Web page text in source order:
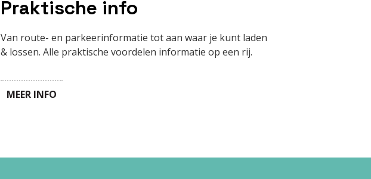
Praktische info
Van route- en parkeerinformatie tot aan waar je kunt laden
& lossen. Alle praktische voordelen informatie op een rij.
MEER INFO